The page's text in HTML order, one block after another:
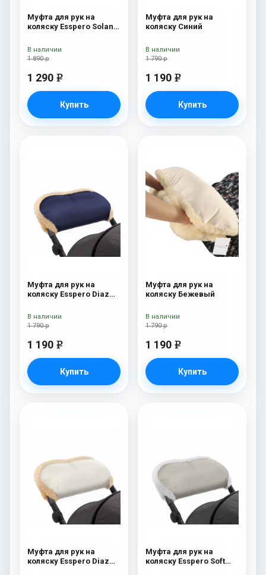
Муфта для рук на
коляску Esspero Solana
Deep Ocean
1 890 р
1 290 e
Купить
В наличии
Муфта для рук на
коляску Синий
1 790 р
1 190 e
Купить
В наличии
Муфта для рук на
коляску Esspero Diaz
Navy
1 790 р
1 190 e
Купить
В наличии
Муфта для рук на
коляску Бежевый
1 790 р
1 190 e
Купить
В наличии
Муфта для рук на
коляску Esspero Diaz
Муфта для рук на
коляску Esspero Soft